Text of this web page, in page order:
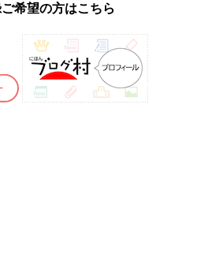
希望の方はこちら